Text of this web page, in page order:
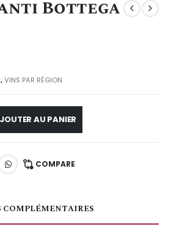
Bottega
,VINS PAR RÉGION
AU PANIER
COMPARE